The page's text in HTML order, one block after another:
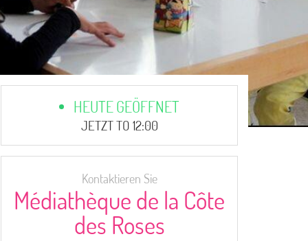
HEUTE GEÖFFNET
JETZT TO 12:00
Kontaktieren Sie
Médiathèque de la Côte
des Roses